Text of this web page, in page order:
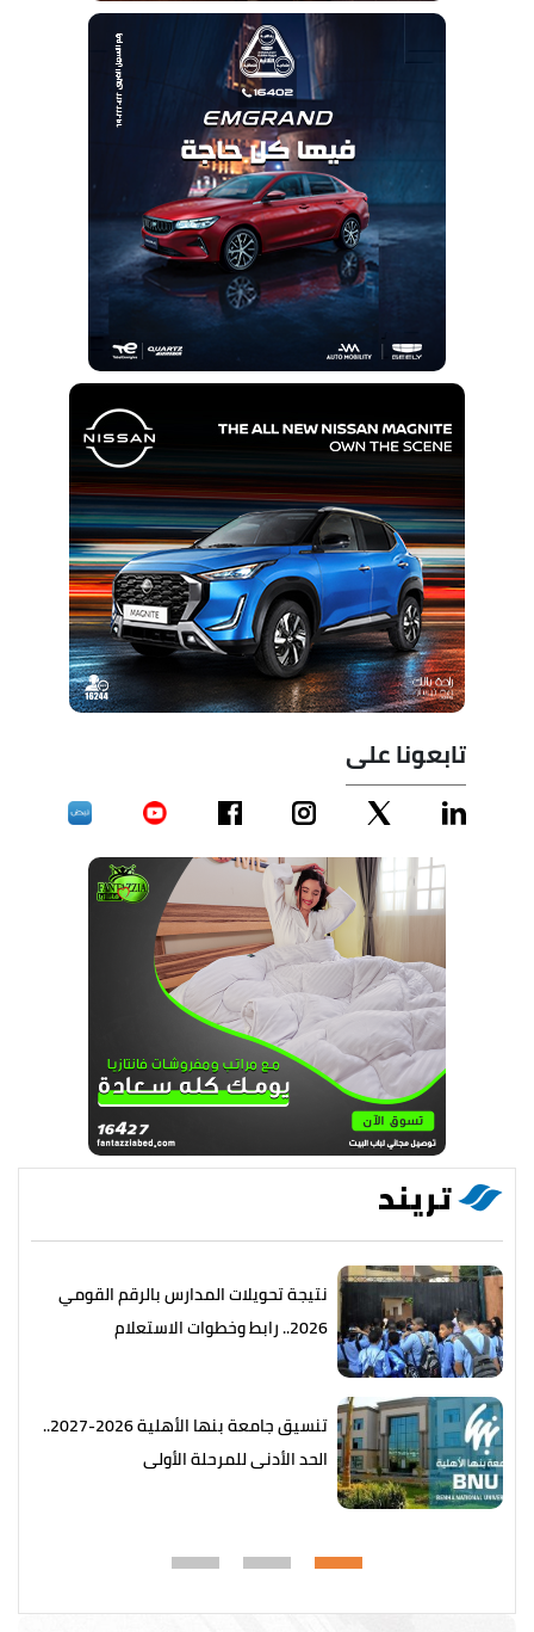
تابعونا على
تريند
نتيجة تحويلات المدارس بالرقم القومي
2026.. رابط وخطوات الاستعلام
تنسيق جامعة بنها الأهلية 2026-2027..
الحد الأدنى للمرحلة الأولى